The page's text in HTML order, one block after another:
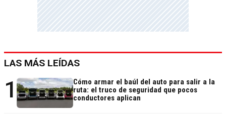
LAS MÁS LEÍDAS
1
Cómo armar el baúl del auto para salir a la
ruta: el truco de seguridad que pocos
conductores aplican